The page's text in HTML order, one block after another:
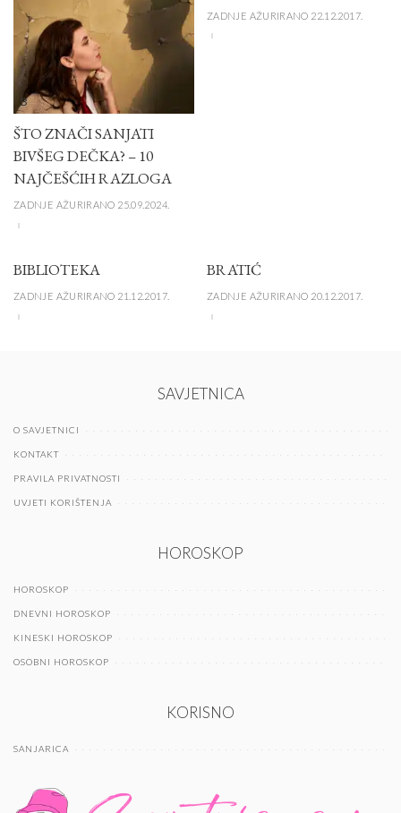
B
ŠTO ZNAČI SANJATI
BIVŠEG DEČKA? – 10
NAJČEŠĆIH RAZLOGA
ZADNJE AŽURIRANO 25.09.2024.
ZADNJE AŽURIRANO 22.12.2017.
BIBLIOTEKA
ZADNJE AŽURIRANO 21.12.2017.
BRATIĆ
ZADNJE AŽURIRANO 20.12.2017.
SAVJETNICA
O SAVJETNICI
KONTAKT
PRAVILA PRIVATNOSTI
UVJETI KORIŠTENJA
HOROSKOP
HOROSKOP
DNEVNI HOROSKOP
KINESKI HOROSKOP
OSOBNI HOROSKOP
KORISNO
SANJARICA